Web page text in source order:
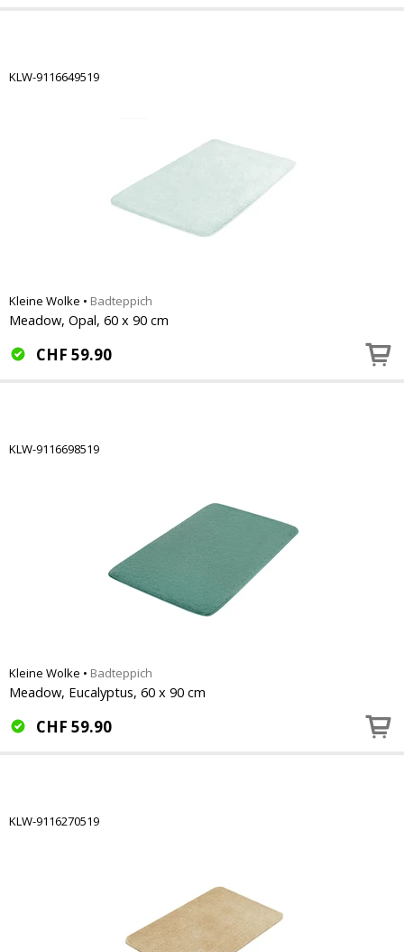
KLW-9116649519
Kleine Wolke • Badteppich
Meadow, Opal, 60 x 90 cm
CHF 59.90
KLW-9116698519
Kleine Wolke • Badteppich
Meadow, Eucalyptus, 60 x 90 cm
CHF 59.90
KLW-9116270519